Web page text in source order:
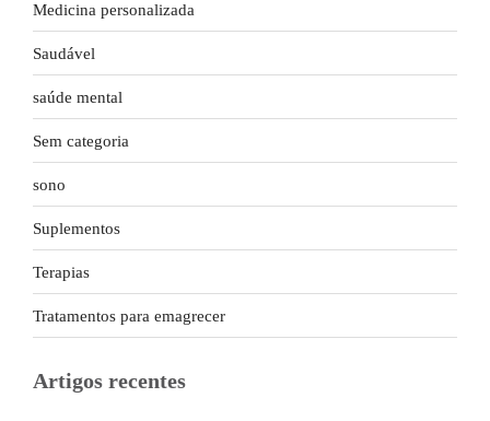
Medicina personalizada
Saudável
saúde mental
Sem categoria
sono
Suplementos
Terapias
Tratamentos para emagrecer
Artigos recentes